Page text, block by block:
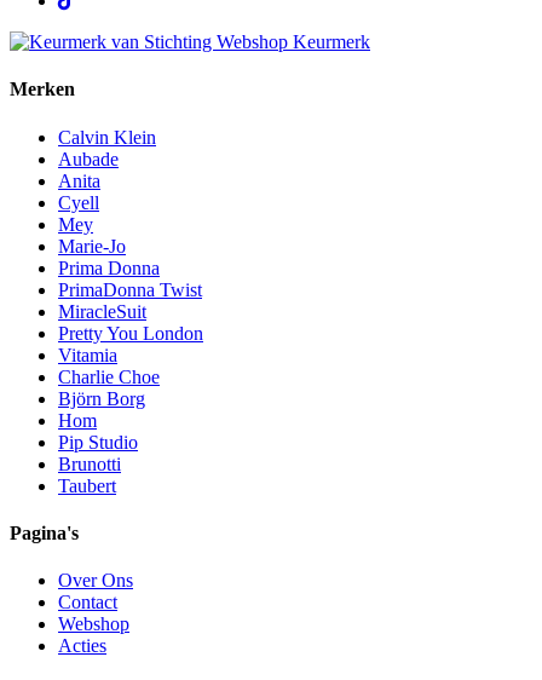
Merken
Calvin Klein
Aubade
Anita
Cyell
Mey
Marie-Jo
Prima Donna
PrimaDonna Twist
MiracleSuit
Pretty You London
Vitamia
Charlie Choe
Björn Borg
Hom
Pip Studio
Brunotti
Taubert
Pagina's
Over Ons
Contact
Webshop
Acties